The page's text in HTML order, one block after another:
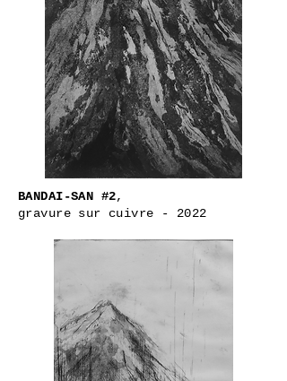
BANDAI-SAN #2,
gravure sur cuivre - 2022